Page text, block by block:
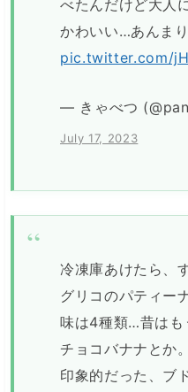
べたんだけど大人
かわいい…あんま
pic.twitter.com/
— きゃべつ
July 17, 2023
冷凍庫あけたら、
グリコのパティー
味は4種類…昔は
チョコバナナとか。
印象的だった、ブ